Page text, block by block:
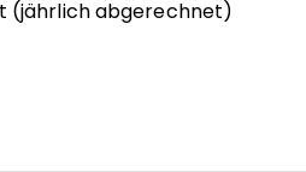
(jährlich abgerechnet)